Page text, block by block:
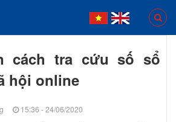
cách tra cứu số sổ
hội online
15:36 - 24/06/2020